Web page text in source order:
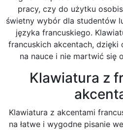
pracy, czy do użytku
świetny wybór dla studentów
języka francuskiego.
francuskich akcentach, dzięki
na nauce i nie martwić się
Klawiatura z
Klawiatura z akcentami
na łatwe i wygodne pisanie